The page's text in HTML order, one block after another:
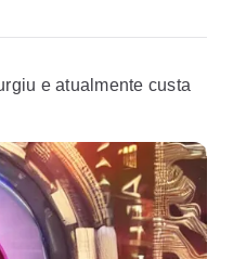
e atualmente custa